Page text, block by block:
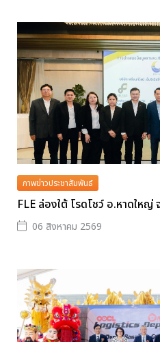
ภาพข่าวประชาสัมพันธ์
FLE ล่องใต้ โรดโชว์ อ.หาดให
06 สิงหาคม 2569